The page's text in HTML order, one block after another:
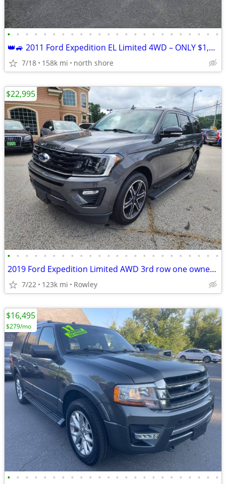
• • • • • • • • • • • • • • • • • • • • • • • •
👑🚙 2011 Ford Expedition EL Limited 4WD – ONLY $1,000 DOWN • 90-DAY W
7/18 158k mi north shore
• • • • • • • • • • • • • • • • • • • • • • • •
2019 Ford Expedition Limited AWD 3rd row one owner excellent condition
7/22 123k mi Rowley
$22,995
• • • • • • • • • • • • • • • • • • • • • • • •
$16,495
$279/mo